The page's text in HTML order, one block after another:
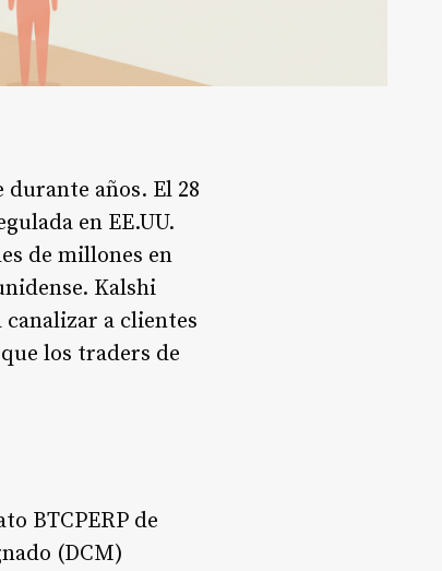
años. El 28
en EE.UU.
de millones en
Kalshi
a clientes
los traders de
BTCPERP de
(DCM)